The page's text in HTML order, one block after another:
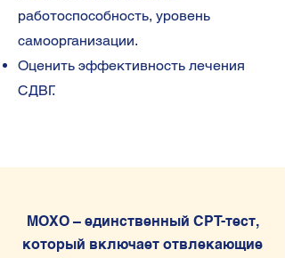
работоспособность, уровень
самоорганизации.
Оценить эффективность лечения
СДВГ.
MOXO – единственный CPT-тест,
который включает отвлекающие